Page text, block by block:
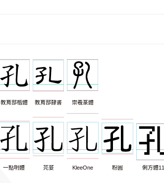
教育部楷體 教育部隸書 崇羲篆體
一點明體 芫荽 KleeOne 粉圓 俐方體11